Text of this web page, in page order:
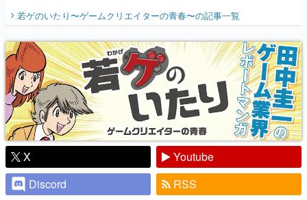
開く。業界の快男児・松山 洋に流れる血は
『少年ジャンプ』色だった【若ゲのいた
り】
若ゲのいたり〜ゲームクリエイターの青春〜の記事一覧
X
Youtube
Discord
RSS